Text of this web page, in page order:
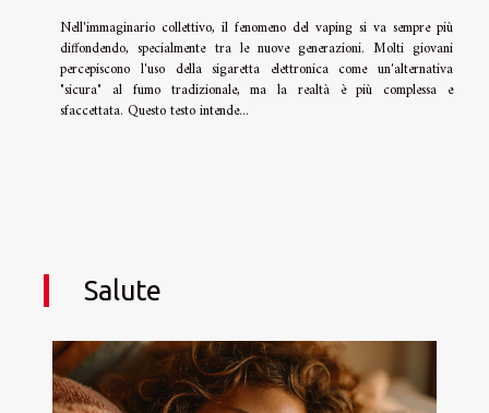
Nell'immaginario collettivo, il fenomeno del vaping si va sempre più
diffondendo, specialmente tra le nuove generazioni. Molti giovani
percepiscono l'uso della sigaretta elettronica come un'alternativa
"sicura" al fumo tradizionale, ma la realtà è più complessa e
sfaccettata. Questo testo intende...
Salute